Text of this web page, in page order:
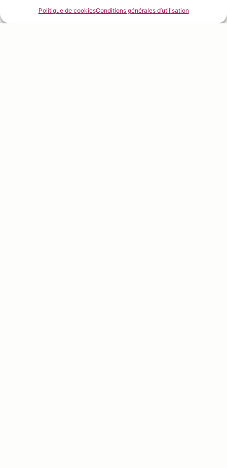
Politique de cookiesConditions générales d’utilisation